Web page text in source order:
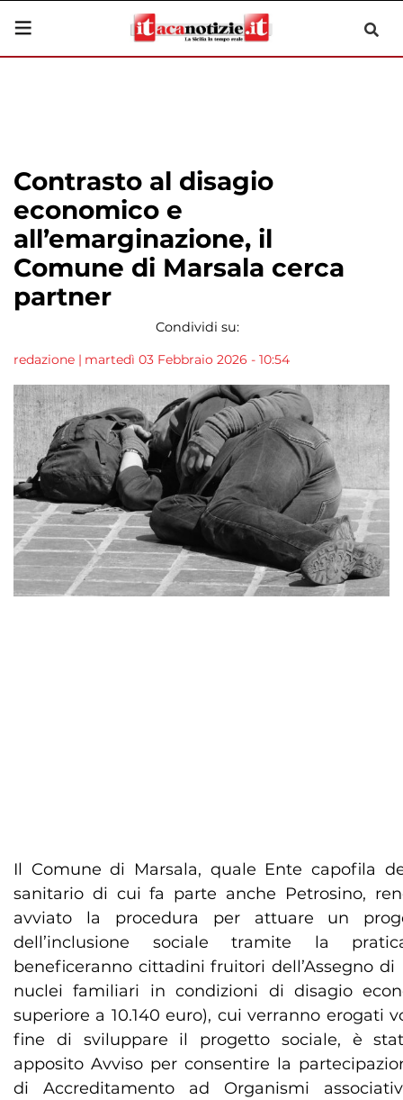
Contrasto al disagio
economico e
all’emarginazione, il
Comune di Marsala cerca
partner
Condividi su:
redazione | martedì 03 Febbraio 2026 - 10:54
Il Comune di Marsala, quale Ente capofila
sanitario di cui fa parte anche Petrosino,
avviato la procedura per attuare un
dell’inclusione sociale tramite la
beneficeranno cittadini fruitori dell’Assegno di
nuclei familiari in condizioni di disagio
superiore a 10.140 euro), cui verranno erogati
fine di sviluppare il progetto sociale, è
apposito Avviso per consentire la
di Accreditamento ad Organismi